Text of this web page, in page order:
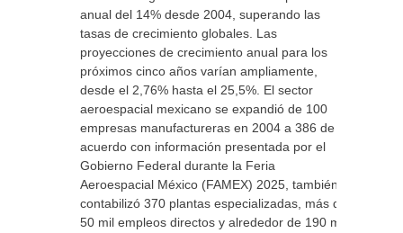
anual del 14% desde 2004, superando las
tasas de crecimiento globales. Las
proyecciones de crecimiento anual para los
próximos cinco años varían ampliamente,
desde el 2,76% hasta el 25,5%. El sector
aeroespacial mexicano se expandió de 100
empresas manufactureras en 2004 a 386 de
acuerdo con información presentada por el
Gobierno Federal durante la Feria
Aeroespacial México (FAMEX) 2025, también
contabilizó 370 plantas especializadas, más de
50 mil empleos directos y alrededor de 190 mil